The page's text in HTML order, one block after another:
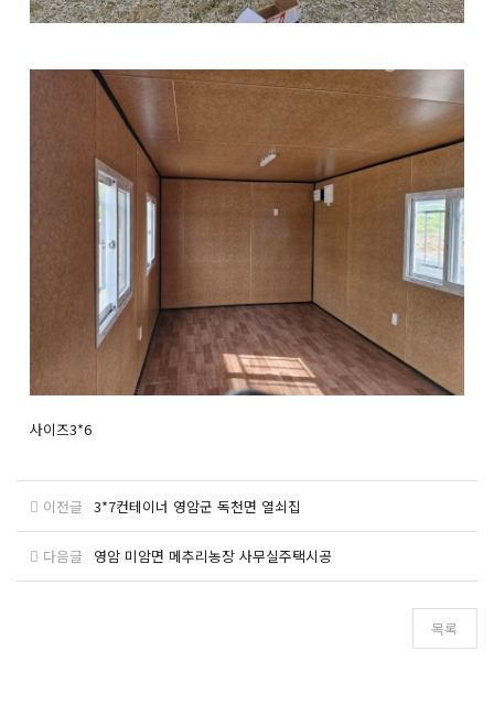
사이즈3*6
이전글 3*7컨테이너 영암군 독천면 열쇠집
다음글 영암 미암면 메추리농장 사무실주택시공
목록